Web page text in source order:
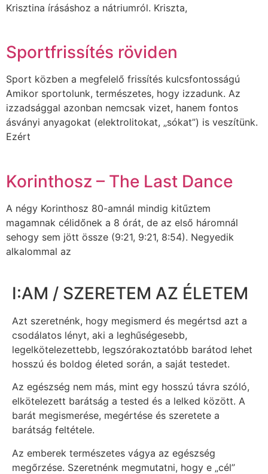
Krisztina írásáshoz a nátriumról. Kriszta,
Sportfrissítés röviden
Sport közben a megfelelő frissítés kulcsfontosságú
Amikor sportolunk, természetes, hogy izzadunk. Az
izzadsággal azonban nemcsak vizet, hanem fontos
ásványi anyagokat (elektrolitokat, „sókat”) is veszítünk.
Ezért
Korinthosz – The Last Dance
A négy Korinthosz 80-amnál mindig kitűztem
magamnak célidőnek a 8 órát, de az első háromnál
sehogy sem jött össze (9:21, 9:21, 8:54). Negyedik
alkalommal az
I:AM / SZERETEM AZ ÉLETEM
Azt szeretnénk, hogy megismerd és megértsd azt a
csodálatos lényt, aki a leghűségesebb,
legelkötelezettebb, legszórakoztatóbb barátod lehet
hosszú és boldog életed során, a saját testedet.
Az egészség nem más, mint egy hosszú távra szóló,
elkötelezett barátság a tested és a lelked között. A
barát megismerése, megértése és szeretete a
barátság feltétele.
Az emberek természetes vágya az egészség
megőrzése. Szeretnénk megmutatni, hogy e „cél”